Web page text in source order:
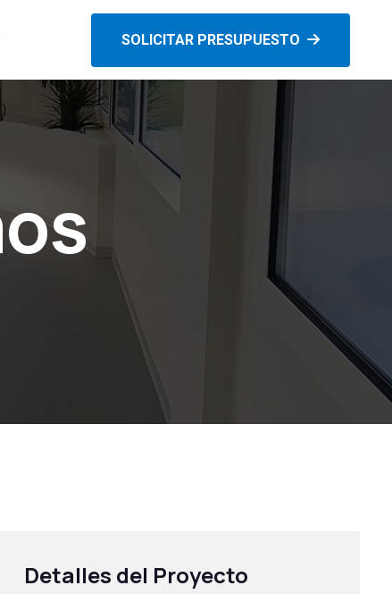
SOLICITAR PRESUPUESTO
Detalles del Proyecto